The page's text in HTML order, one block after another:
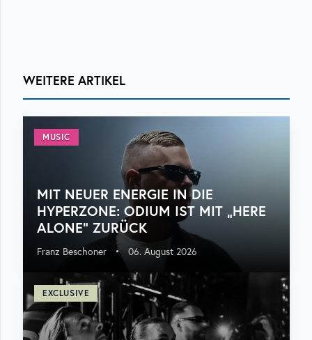
WEITERE ARTIKEL
MUSIC
MIT NEUER ENERGIE IN DIE
HYPERZONE: ODIUM IST MIT „HERE
ALONE“ ZURÜCK
Franz Beschoner • 06. August 2026
EXCLUSIVE